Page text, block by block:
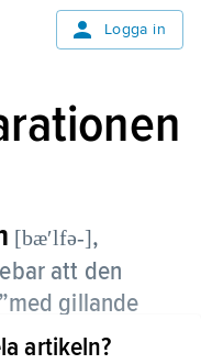
Logga in
[bæʹlfə-],
att den
gillande
hem i
artikeln?